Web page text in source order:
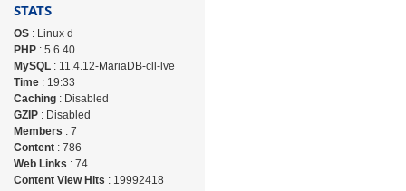
STATS
OS: Linux d
PHP: 5.6.40
MySQL: 11.4.12-MariaDB-cll-lve
Time: 19:33
Caching: Disabled
GZIP: Disabled
Members : 7
Content: 786
Web Links : 74
Content View Hits : 19992418